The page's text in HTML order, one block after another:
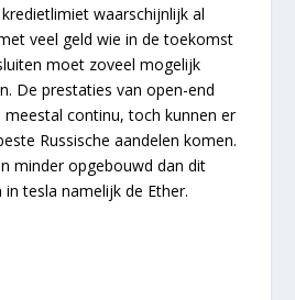
waarschijnlijk al
veel geld wie in de toekomst
moet zoveel mogelijk
De prestaties van open-end
continu, toch kunnen er
Russische aandelen komen.
minder opgebouwd dan dit
tesla namelijk de Ether.